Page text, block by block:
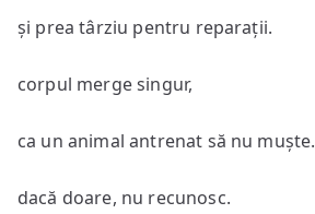
și prea târziu pentru reparații.
corpul merge singur,
ca un animal antrenat să nu muște.
dacă doare, nu recunosc.